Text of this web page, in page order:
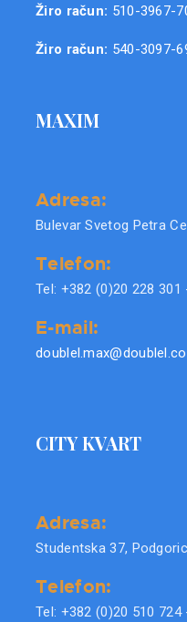
Žiro račun: 510-3967-
Žiro račun: 540-3097-
MAXIM
Adresa:
Bulevar Svetog Petra
Telefon:
Tel: +382 (0)20 228
E-mail:
CITY KVART
Adresa:
Studentska 37,
Telefon:
Tel: +382 (0)20 510